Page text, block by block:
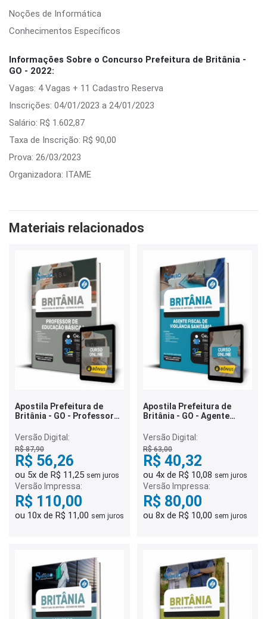
Noções de Informática
Conhecimentos Específicos
Informações Sobre o Concurso Prefeitura de Britânia -
GO - 2022:
Vagas: 4 Vagas + 11 Cadastro Reserva
Inscrições: 04/01/2023 a 24/01/2023
Salário: R$ 1.602,87
Taxa de Inscrição: R$ 90,00
Prova: 26/03/2023
Organizadora: ITAME
Materiais relacionados
Apostila Prefeitura de
Britânia - GO - Professor
Versão Digital:
R$ 87,90
R$ 56,26
ou 5x de R$ 11,25 sem juros
Versão Impressa:
R$ 110,00
ou 10x de R$ 11,00 sem juros
Apostila Prefeitura de
Britânia - GO - Agente
Sanitária
Versão Digital:
R$ 63,00
R$ 40,32
ou 4x de R$ 10,08 sem juros
Versão Impressa:
R$ 80,00
ou 8x de R$ 10,00 sem juros